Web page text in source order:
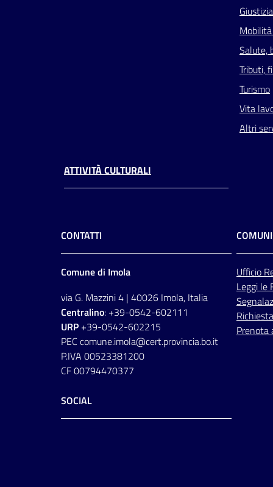
Salute,
Tributi,
Turismo
Vita
Altri
ATTIVITÀ CULTURALI
CONTATTI
Comune di Imola
via G. Mazzini 4 | 40026 Imola, Italia
Centralino: +39-0542-602111
URP +39-0542-602215
PEC comune.imola@cert.provincia.bo.it
P.IVA 00523381200
CF 00794470377
Ufficio
Leggi le
Prenota
SOCIAL